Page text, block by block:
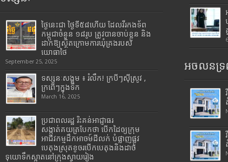
ថ្ងៃនេះជា ថ្ងៃទី៥៨ហើយ ដែលវីរកងទ័ព
កម្ពុជាចំនួន ១៨រូប ត្រូវបានចាប់ខ្លួន និង
ដាក់ឱ្យស្ថិតក្រោមការឃុំគ្រងរបស់
យោធាថៃ
September 25, 2025
ទស្សនៈសង្គម ៖ រំលឹក! ក្របីៗស៊ីស្រូវ ,
ក្រពើៗក្នុងទឹក
March 16, 2025
ប្រជាពលរដ្ឋ រិះគន់អាជ្ញាធរ
សង្កាត់គយត្របែកថា បើកដៃឲ្យក្រុម
អាជីវកម្មដឹកអាចម៍ដីលក់ បំផ្លាញផ្លូវ
បេតុងស្រុតខូចរបើកបេតុងនិងដាច់
ទុយោទឹកស្អាតនៅក្រុងស្វាយរៀង
អចលនទ្រ